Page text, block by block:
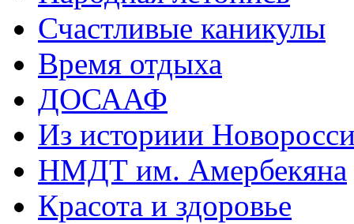
Счастливые каникулы
Время отдыха
ДОСААФ
Из историии
НМДТ им. Амербекяна
Красота и здоровье